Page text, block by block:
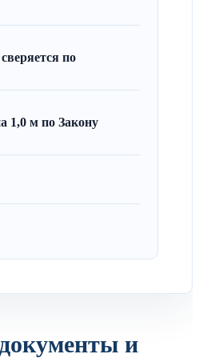
по
1,0 м по Закону
и